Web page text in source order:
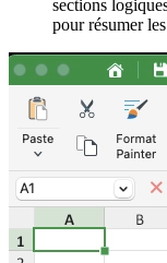
sections
pour résumer